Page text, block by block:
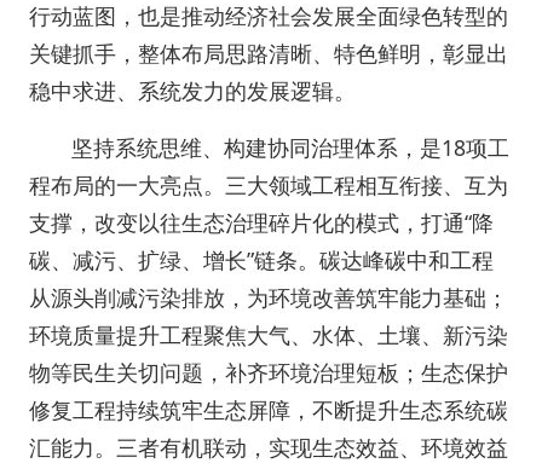
行动蓝图，也是推动经济社会发展全面绿色转型的
关键抓手，整体布局思路清晰、特色鲜明，彰显出
稳中求进、系统发力的发展逻辑。
坚持系统思维、构建协同治理体系，是18项工
程布局的一大亮点。三大领域工程相互衔接、互为
支撑，改变以往生态治理碎片化的模式，打通“降
碳、减污、扩绿、增长”链条。碳达峰碳中和工程
从源头削减污染排放，为环境改善筑牢能力基础；
环境质量提升工程聚焦大气、水体、土壤、新污染
物等民生关切问题，补齐环境治理短板；生态保护
修复工程持续筑牢生态屏障，不断提升生态系统碳
汇能力。三者有机联动，实现生态效益、环境效益